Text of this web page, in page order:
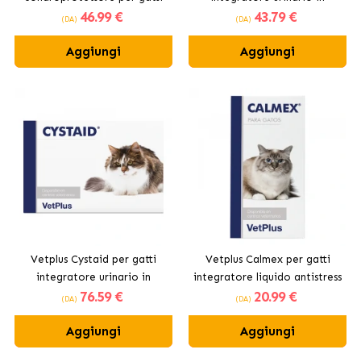
in capsule
(DA) 46.99 €
Aggiungi
compresse
(DA) 43.79 €
Aggiungi
Vetplus Cystaid per gatti
integratore urinario in
capsule
(DA) 76.59 €
Aggiungi
Vetplus Calmex per gatti
integratore liquido antistress
(DA) 20.99 €
Aggiungi